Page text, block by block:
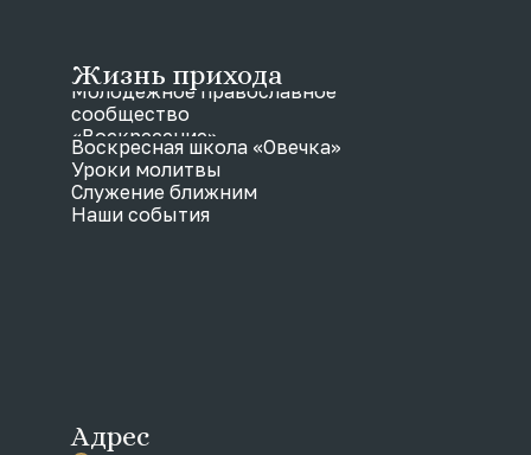
Адрес
Жизнь прихода
Молодежное православное
сообщество
«Воскресение»
Воскресная школа «Овечка»
Уроки молитвы
Служение ближним
Наши события